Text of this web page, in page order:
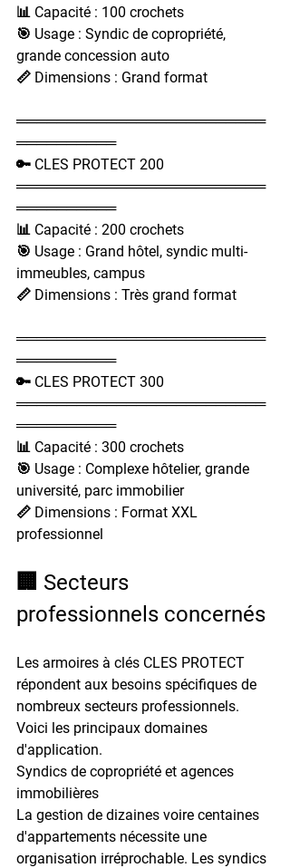
📊 Capacité : 100 crochets
🎯 Usage : Syndic de copropriété,
grande concession auto
📏 Dimensions : Grand format
═════════════════════════
══════════
🔑 CLES PROTECT 200
═════════════════════════
══════════
📊 Capacité : 200 crochets
🎯 Usage : Grand hôtel, syndic multi-
immeubles, campus
📏 Dimensions : Très grand format
═════════════════════════
══════════
🔑 CLES PROTECT 300
═════════════════════════
══════════
📊 Capacité : 300 crochets
🎯 Usage : Complexe hôtelier, grande
université, parc immobilier
📏 Dimensions : Format XXL
professionnel
🏢 Secteurs
professionnels concernés
Les armoires à clés CLES PROTECT
répondent aux besoins spécifiques de
nombreux secteurs professionnels.
Voici les principaux domaines
d'application.
Syndics de copropriété et agences
immobilières
La gestion de dizaines voire centaines
d'appartements nécessite une
organisation irréprochable. Les syndics